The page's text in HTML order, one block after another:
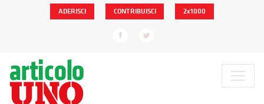
ADERISCI CONTRIBUISCI 2x1000